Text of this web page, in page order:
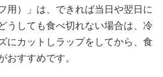
用）」は、できれば当日や翌日に
うしても食べ切れない場合は、冷
にカットしラップをしてから、食
おすすめです。